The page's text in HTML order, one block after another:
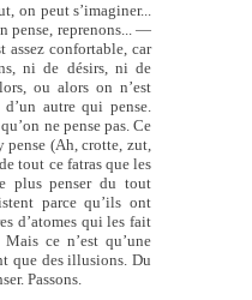
on peut s’imaginer...
pense, reprenons... —
assez confortable, car
ni de désirs, ni de
ou alors on n’est
autre qui pense.
ne pense pas. Ce
pense (Ah, crotte, zut,
tout ce fatras que les
plus penser du tout
parce qu’ils ont
d’atomes qui les fait
ce n’est qu’une
que des illusions. Du
Passons.